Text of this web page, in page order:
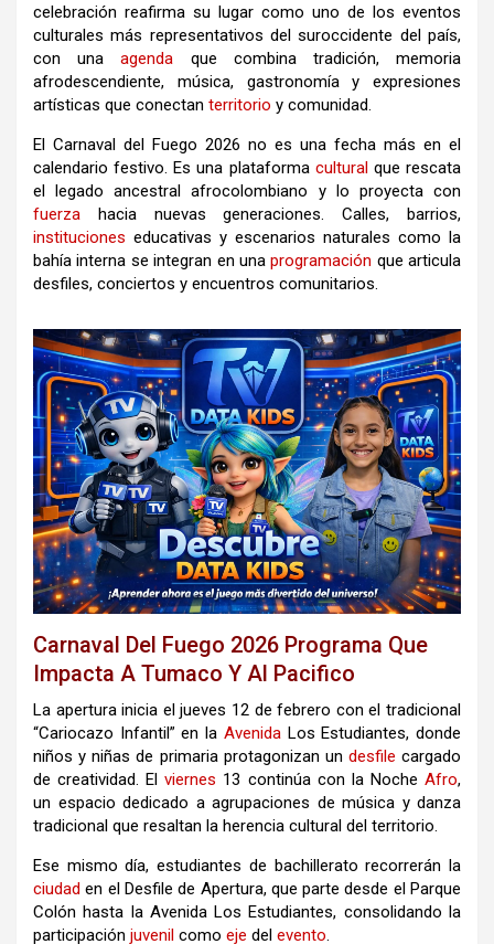
celebración reafirma su lugar como uno de los eventos
culturales más representativos del suroccidente del país,
con unaagenda que combina tradición, memoria
afrodescendiente, música, gastronomía y expresiones
artísticas que conectan territorio y comunidad.
El Carnaval del Fuego 2026 no es una fecha más en el
calendario festivo. Es una plataforma culturalque rescata
el legado ancestral afrocolombiano y lo proyecta con
fuerza hacia nuevas generaciones. Calles, barrios,
instituciones educativas y escenarios naturales como la
bahía interna se integran en unaprogramación que articula
desfiles, conciertos y encuentros comunitarios.
Carnaval Del Fuego 2026 Programa Que
Impacta A Tumaco Y Al Pacifico
La apertura inicia el jueves 12 de febrero con el tradicional
“Cariocazo Infantil” en la AvenidaLos Estudiantes, donde
niños y niñas de primaria protagonizan un desfile cargado
de creatividad. Elviernes 13 continúa con la NocheAfro,
un espacio dedicado a agrupaciones de música y danza
tradicional que resaltan la herencia cultural del territorio.
Ese mismo día, estudiantes de bachillerato recorrerán la
ciudad en el Desfile de Apertura, que parte desde el Parque
Colón hasta la Avenida Los Estudiantes, consolidando la
participación juvenil como eje del evento.